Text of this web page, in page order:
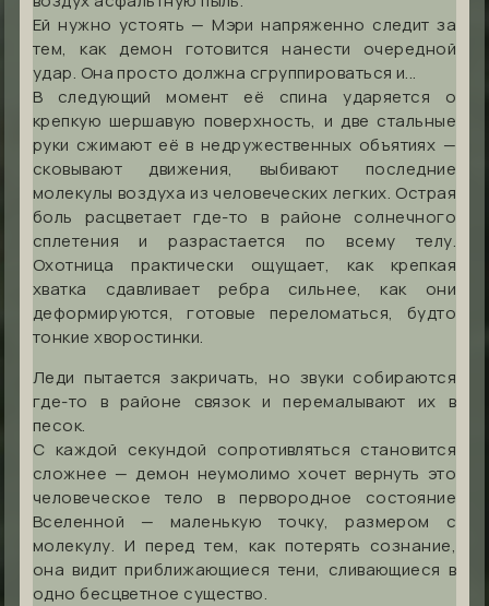
Ей нужно устоять — Мэри напряженно следит за
тем, как демон готовится нанести очередной
удар. Она просто должна сгруппироваться и...
В следующий момент её спина ударяется о
крепкую шершавую поверхность, и две стальные
руки сжимают её в недружественных объятиях —
сковывают движения, выбивают последние
молекулы воздуха из человеческих легких. Острая
боль расцветает где-то в районе солнечного
сплетения и разрастается по всему телу.
Охотница практически ощущает, как крепкая
хватка сдавливает ребра сильнее, как они
деформируются, готовые переломаться, будто
тонкие хворостинки.
Леди пытается закричать, но звуки собираются
где-то в районе связок и перемалывают их в
песок.
С каждой секундой сопротивляться становится
сложнее — демон неумолимо хочет вернуть это
человеческое тело в первородное состояние
Вселенной — маленькую точку, размером с
молекулу. И перед тем, как потерять сознание,
она видит приближающиеся тени, сливающиеся в
одно бесцветное существо.